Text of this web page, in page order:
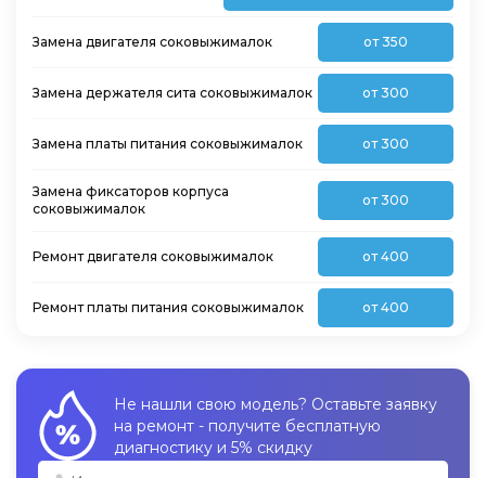
Замена двигателя соковыжималок от 350
Замена держателя сита соковыжималок от 300
Замена платы питания соковыжималок от 300
Замена фиксаторов корпуса
соковыжималок
от 300
Ремонт двигателя соковыжималок от 400
Ремонт платы питания соковыжималок от 400
Не нашли свою модель? Оставьте заявку
на ремонт - получите бесплатную
диагностику и 5% скидку